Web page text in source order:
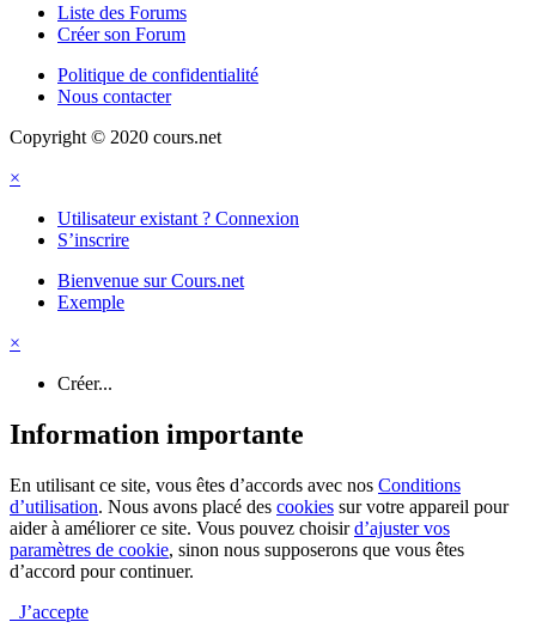
Liste des Forums
Créer son Forum
Politique de confidentialité
Nous contacter
Copyright © 2020 cours.net
×
Utilisateur existant ? Connexion
S’inscrire
Bienvenue sur Cours.net
Exemple
×
Créer...
Information importante
En utilisant ce site, vous êtes d’accords avec nos Conditions
d’utilisation. Nous avons placé des cookies sur votre appareil pour
aider à améliorer ce site. Vous pouvez choisird’ajuster vos
paramètres de cookie, sinon nous supposerons que vous êtes
d’accord pour continuer.
J’accepte